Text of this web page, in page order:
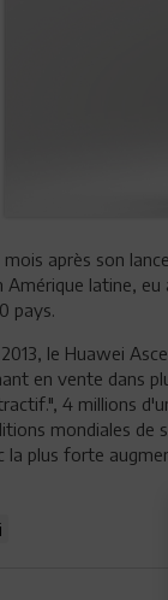
après son
Amérique latine, eu
pays.
le Huawei
en vente dans
4 millions
mondiales de
la plus forte